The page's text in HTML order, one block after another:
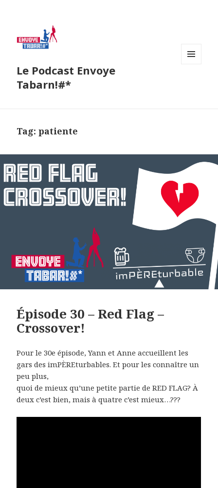
Le Podcast Envoye
Tabarn!#*
Tag:patiente
Épisode 30 – Red Flag –
Crossover!
Pour le 30e épisode, Yann et Anne accueillent les
gars des imPÈREturbables. Et pour les connaître un
peu plus,
quoi de mieux qu’une petite partie de RED FLAG? À
deux c’est bien, mais à quatre c’est mieux…???